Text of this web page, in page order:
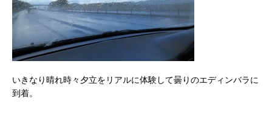
いきなり晴れ時々夕立をリアルに体験して曇りのエディンバラに
到着。